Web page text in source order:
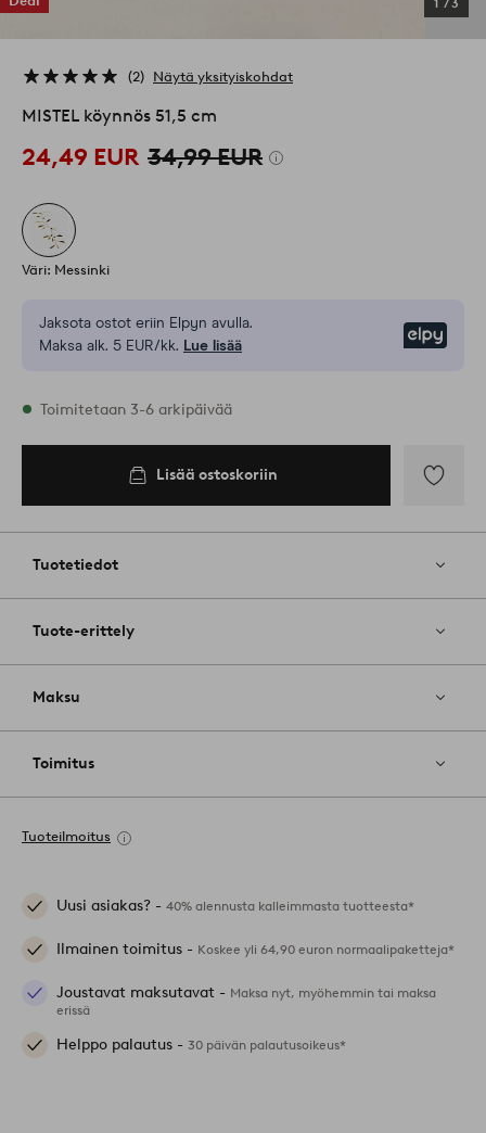
1 /3
2 Näytä yksityiskohdat
MISTEL köynnös 51,5 cm
24,49 EUR 34,99 EUR
Väri: Messinki
Jaksota ostot eriin Elpyn avulla.
Maksa alk. 5 EUR/kk. Lue lisää
Varastossa
Toimitetaan 3-6 arkipäivää
Lisää ostoskoriin
Tuotetiedot
Tuote-erittely
Maksu
Toimitus
Tuoteilmoitus
Uusi asiakas? - 40% alennusta kalleimmasta tuotteesta*
Ilmainen toimitus - Koskee yli 64,90 euron normaalipaketteja*
Joustavat maksutavat - Maksa nyt, myöhemmin tai maksa
erissä
Helppo palautus - 30 päivän palautusoikeus*